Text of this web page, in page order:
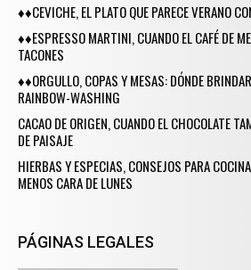
♦♦CEVICHE, EL PLATO QUE PARECE VERANO
♦♦ESPRESSO MARTINI, CUANDO EL CAFÉ DE
TACONES
♦♦ORGULLO, COPAS Y MESAS: DÓNDE
RAINBOW-WASHING
CACAO DE ORIGEN, CUANDO EL CHOCOLATE
DE PAISAJE
HIERBAS Y ESPECIAS, CONSEJOS PARA
MENOS CARA DE LUNES
PÁGINAS LEGALES